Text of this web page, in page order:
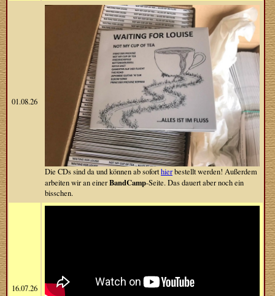
01.08.26
Die CDs sind da und können ab soforthierbestellt werden! Außerdem
arbeiten wir an einerBandCamp-Seite. Das dauert aber noch ein
bisschen.
16.07.26